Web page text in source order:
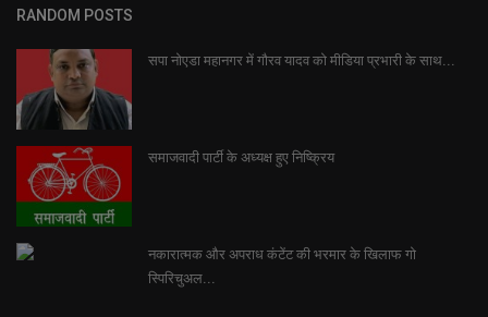
RANDOM POSTS
सपा नोएडा महानगर में गौरव यादव को मीडिया प्रभारी के साथ...
समाजवादी पार्टी के अध्यक्ष हुए निष्क्रिय
नकारात्मक और अपराध कंटेंट की भरमार के खिलाफ गो
स्पिरिचुअल...